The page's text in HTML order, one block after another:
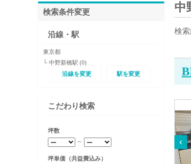
検索条件変更
沿線・駅
東京都
└ 中野新橋駅 (0)
沿線を変更
駅を変更
こだわり検索
坪数
～
坪単価（共益費込み）
中
検